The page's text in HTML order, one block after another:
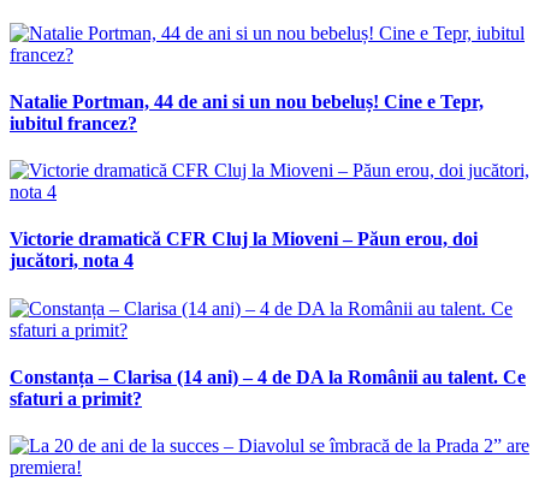
Natalie Portman, 44 de ani si un nou bebeluș! Cine e Tepr,
iubitul francez?
Victorie dramatică CFR Cluj la Mioveni – Păun erou, doi
jucători, nota 4
Constanța – Clarisa (14 ani) – 4 de DA la Românii au talent. Ce
sfaturi a primit?